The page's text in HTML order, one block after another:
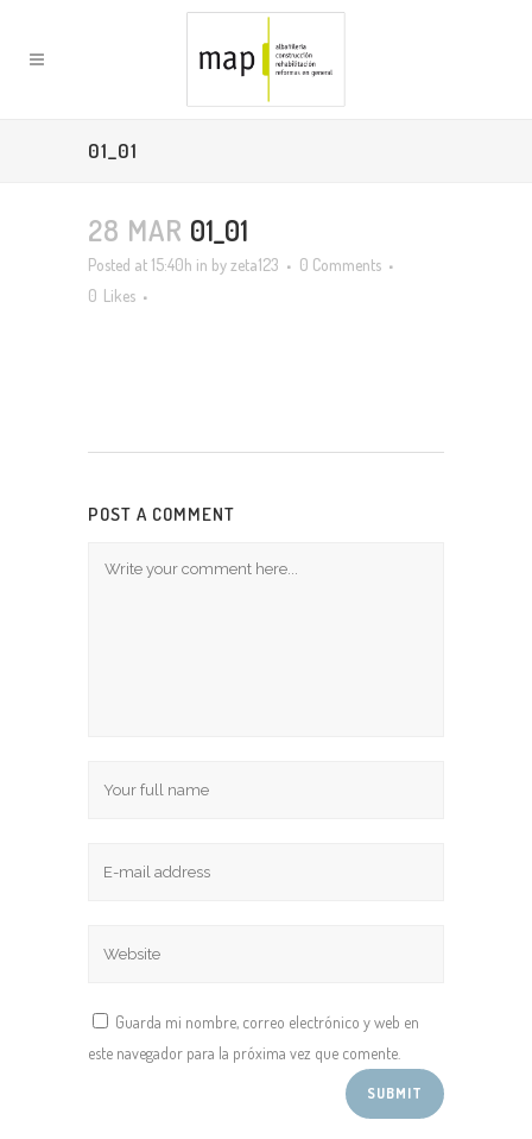
01_01
28 MAR 01_01
Posted at 15:40h in byzeta123
0 Comments
0 Likes
POST A COMMENT
Guarda mi nombre, correo electrónico y web en
este navegador para la próxima vez que comente.